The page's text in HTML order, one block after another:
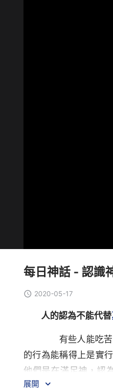
每日神話 - 認識
2020-05-17
人的認為不能代替
有些人能吃苦
的行為能稱得上是實
他們是在滿足神，認
呢？這只有一個解釋
展開